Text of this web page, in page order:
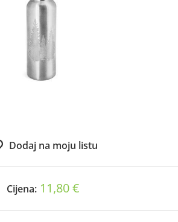
Dodaj na moju listu
Cijena: 11,80 €